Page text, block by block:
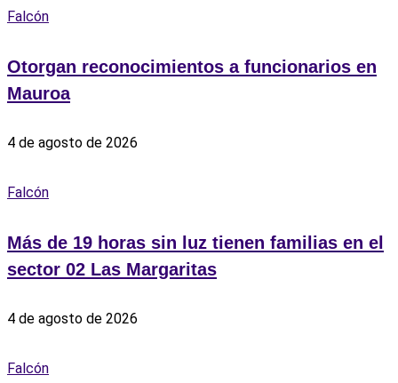
Falcón
Otorgan reconocimientos a funcionarios en
Mauroa
4 de agosto de 2026
Falcón
Más de 19 horas sin luz tienen familias en el
sector 02 Las Margaritas
4 de agosto de 2026
Falcón